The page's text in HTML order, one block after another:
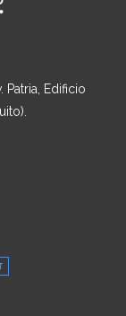
Patria, Edificio